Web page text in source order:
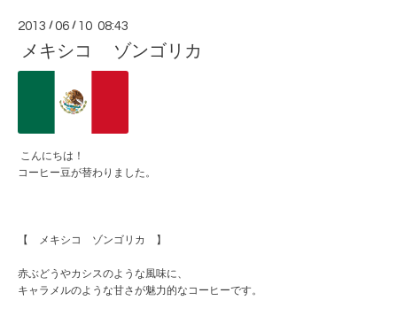
2013 /06 / 10 08:43
メキシコ ゾンゴリカ
こんにちは！
コーヒー豆が替わりました。
【 メキシコ ゾンゴリカ 】
赤ぶどうやカシスのような風味に、
キャラメルのような甘さが魅力的なコーヒーです。